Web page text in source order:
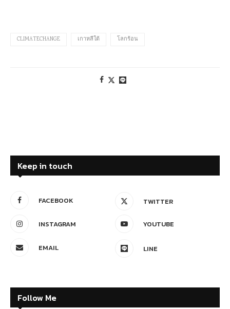
CLIMATECHANGE เกาหลีใต้ โลกร้อน
Keep in touch
FACEBOOK TWITTER
INSTAGRAM YOUTUBE
EMAIL LINE
Follow Me